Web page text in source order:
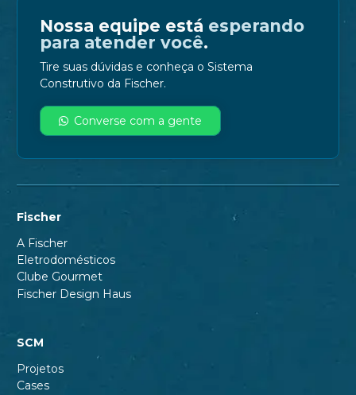
Nossa equipe está esperando
para atender você.
Tire suas dúvidas e conheça o Sistema
Construtivo da Fischer.
Converse com a gente
Fischer
A Fischer
Eletrodomésticos
Clube Gourmet
Fischer Design Haus
SCM
Projetos
Cases